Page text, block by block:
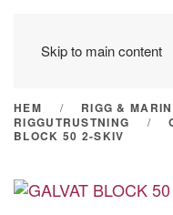
Skip to main content
HEM RIGG &
RIGGUTRUSTNING
BLOCK 50 2-SKIV